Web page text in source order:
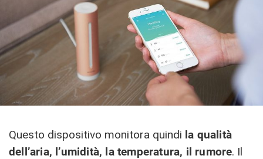
Questo dispositivo monitora quindi la qualità
dell’aria, l’umidità, la temperatura, il rumore. Il